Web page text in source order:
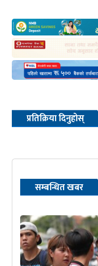
प्रतिक्रिया दिनुहोस्
सम्बन्धित खबर